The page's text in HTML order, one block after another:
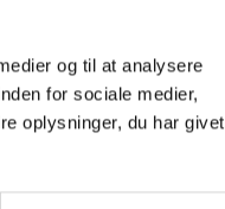
og til at analysere
for sociale medier,
oplysninger, du har givet